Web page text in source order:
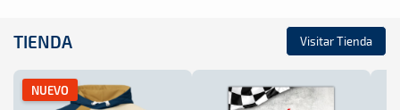
TIENDA Visitar Tienda
NUEVO